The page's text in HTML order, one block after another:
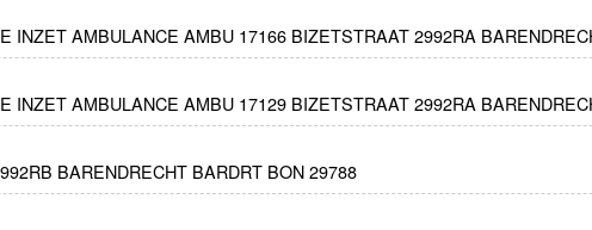
INZET AMBULANCE AMBU 17166 BIZETSTRAAT 2992RA
INZET AMBULANCE AMBU 17129 BIZETSTRAAT 2992RA
BARENDRECHT BARDRT BON 29788